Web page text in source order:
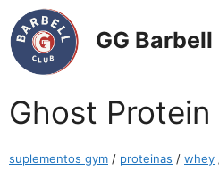
Saltar
al
contenido
GG
Ghost Protein
suplementos gym / proteinas / whey